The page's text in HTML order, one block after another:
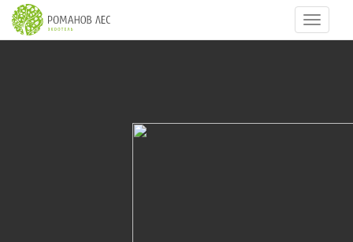
из 30